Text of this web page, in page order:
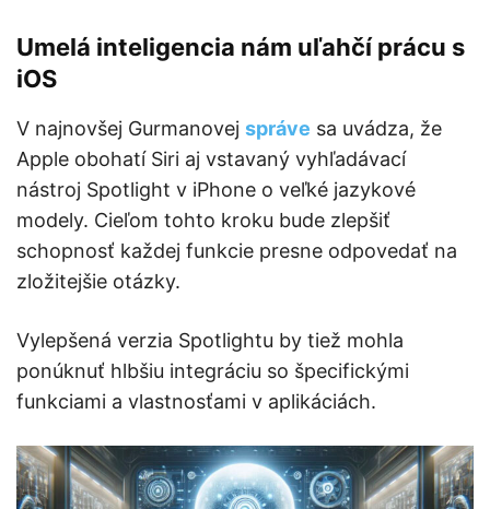
Umelá inteligencia nám uľahčí prácu s
iOS
V najnovšej Gurmanovej správe sa uvádza, že
Apple obohatí Siri aj vstavaný vyhľadávací
nástroj Spotlight v iPhone o veľké jazykové
modely. Cieľom tohto kroku bude zlepšiť
schopnosť každej funkcie presne odpovedať na
zložitejšie otázky.
Vylepšená verzia Spotlightu by tiež mohla
ponúknuť hlbšiu integráciu so špecifickými
funkciami a vlastnosťami v aplikáciách.